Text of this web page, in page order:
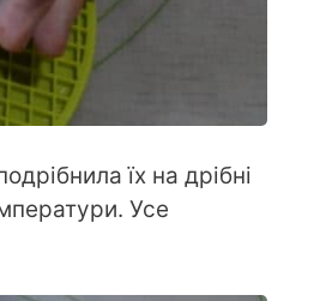
їх на дрібні
Усе